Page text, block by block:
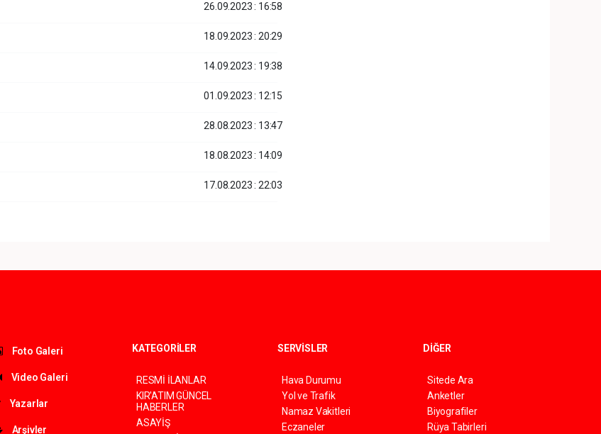
26.09.2023 : 16:58
18.09.2023 : 20:29
14.09.2023 : 19:38
01.09.2023 : 12:15
28.08.2023 : 13:47
18.08.2023 : 14:09
17.08.2023 : 22:03
Foto Galeri
Video Galeri
Yazarlar
Arşivler
KATEGORİLER
RESMİ İLANLAR
KIR'ATIM GÜNCEL
HABERLER
ASAYİŞ
SERVİSLER
Hava Durumu
Yol ve Trafik
Namaz Vakitleri
Eczaneler
DİĞER
Sitede Ara
Anketler
Biyografiler
Rüya Tabirleri